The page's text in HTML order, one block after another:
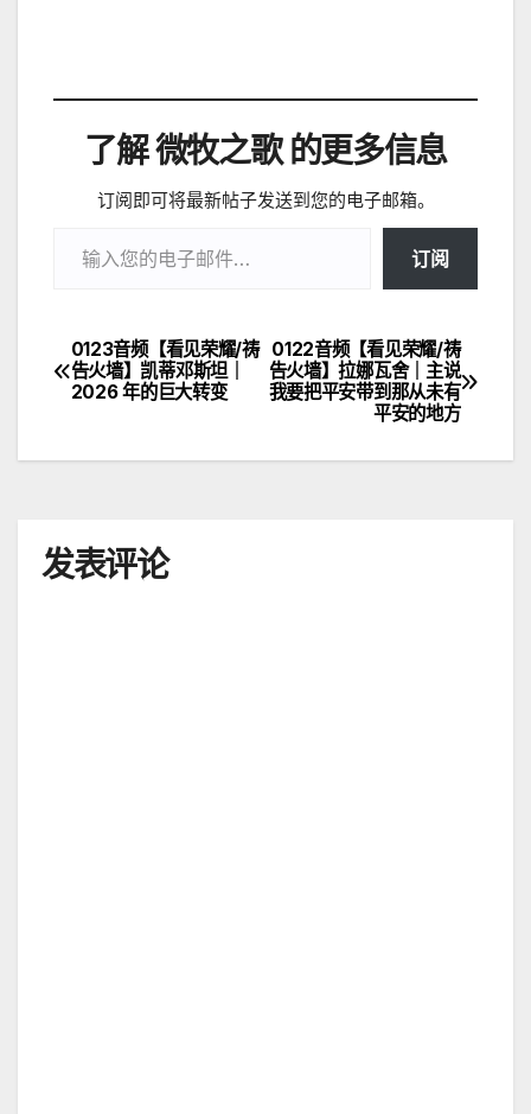
了解 微牧之歌 的更多信息
订阅即可将最新帖子发送到您的电子邮箱。
订阅
文
章
导
0122音频【看见荣耀/祷
告火墙】拉娜瓦舍｜主说
我要把平安带到那从未有
平安的地方
0123音频【看见荣耀/祷
告火墙】凯蒂邓斯坦｜
2026 年的巨大转变
发表评论